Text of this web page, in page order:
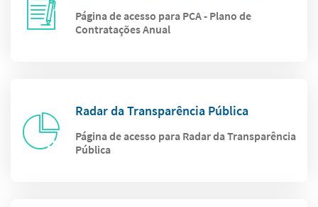
Página de acesso para PCA - Plano de
Contratações Anual
Radar da Transparência Pública
Página de acesso para Radar da Transparência
Pública